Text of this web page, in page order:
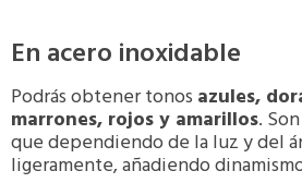
En acero inoxidable
Podrás obtener tonos azules,
marrones, rojos y amarillos.
que dependiendo de la luz y del
ligeramente, añadiendo